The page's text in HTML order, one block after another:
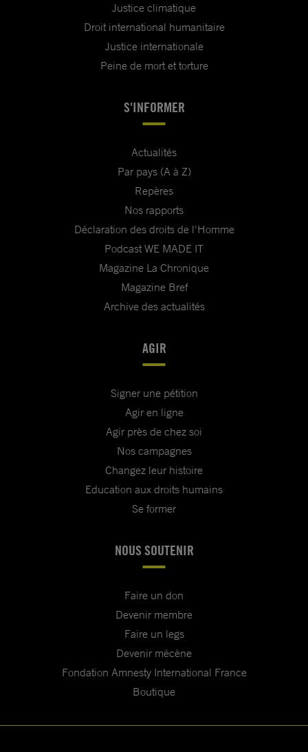
Justice climatique
Droit international humanitaire
Justice internationale
Peine de mort et torture
S'INFORMER
Actualités
Par pays (A à Z)
Repères
Nos rapports
Déclaration des droits de l'Homme
Podcast WE MADE IT
Magazine La Chronique
Magazine Bref
Archive des actualités
AGIR
Signer une pétition
Agir en ligne
Agir près de chez soi
Nos campagnes
Changez leur histoire
Education aux droits humains
Se former
NOUS SOUTENIR
Faire un don
Devenir membre
Faire un legs
Devenir mécène
Fondation Amnesty International France
Boutique